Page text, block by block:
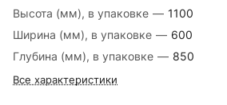
Высота (мм), в упаковке — 1100
Ширина (мм), в упаковке — 600
Глубина (мм), в упаковке — 850
Все характеристики